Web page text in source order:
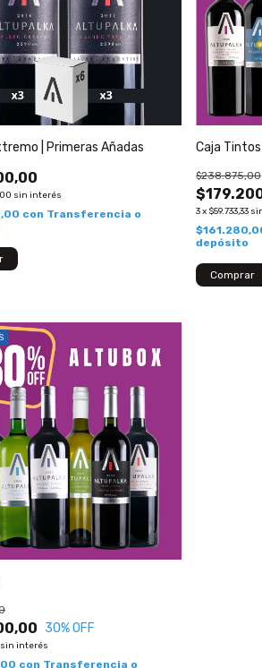
| Primeras Añadas
sin interés
con Transferencia o
Caja
$238.875,00
3x $59.733,33
depósito
30% OFF
sin interés
con Transferencia o